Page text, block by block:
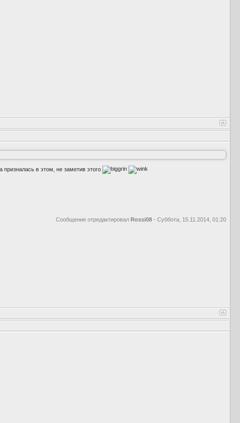
в этом, не заметив этого
Сообщение отредактировал Rossi08 - Суббота, 15.11.2014, 01:20